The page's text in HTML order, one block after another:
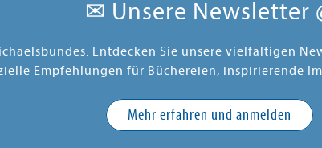
✉ Unsere Newsletter
Entdecken Sie unsere vielfältigen
Empfehlungen für Büchereien, inspirierende
Mehr erfahren und anmelden